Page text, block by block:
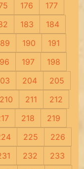
176
177
183
184
190
191
197
198
204
205
210 211
212
218
219
225
226
232
233